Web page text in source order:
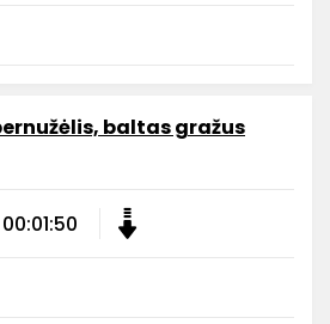
baltas gražus
00:01:50